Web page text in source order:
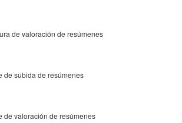
de valoración de resúmenes
de subida de resúmenes
de valoración de resúmenes